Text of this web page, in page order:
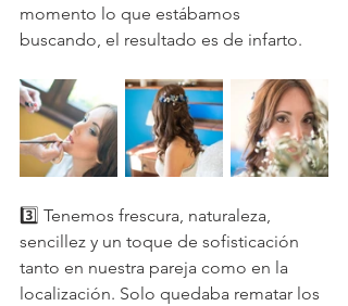
momento lo que estábamos
buscando, el resultado es de infarto.
3️⃣ Tenemos frescura, naturaleza,
sencillez y un toque de sofisticación
tanto en nuestra pareja como en la
localización. Solo quedaba rematar los